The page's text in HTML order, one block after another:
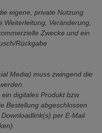
eigene, private Nutzung
Weiterleitung, Veränderung,
Zwecke und ein
Rückgabe
Media) muss zwingend die
digitales Produkt bzw.
Bestellung abgeschlossen
per E-Mail